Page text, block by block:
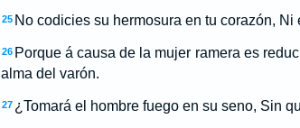
25 No codicies su hermosura en tu corazón,
26 Porque á causa de la mujer ramera es
alma del varón.
27 ¿Tomará el hombre fuego en su seno, Sin